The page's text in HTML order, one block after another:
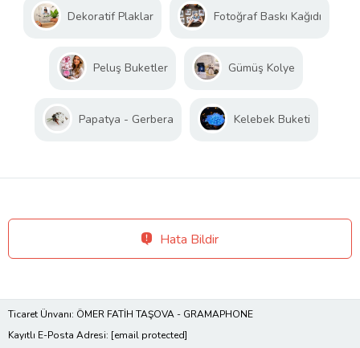
Dekoratif Plaklar Fotoğraf Baskı Kağıdı
Peluş Buketler Gümüş Kolye
Papatya - Gerbera Kelebek Buketi
Hata Bildir
Ticaret Ünvanı: ÖMER FATİH TAŞOVA - GRAMAPHONE
Kayıtlı E-Posta Adresi: [email protected]